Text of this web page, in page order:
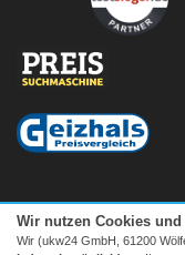
Wir nutzen Cookies
Wir (ukw24 GmbH, 61200